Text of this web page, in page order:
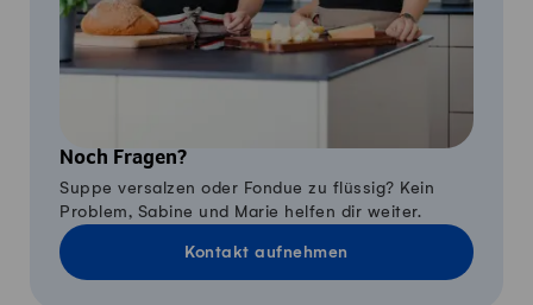
Noch Fragen?
Suppe versalzen oder Fondue zu flüssig? Kein
Problem, Sabine und Marie helfen dir weiter.
Kontakt aufnehmen